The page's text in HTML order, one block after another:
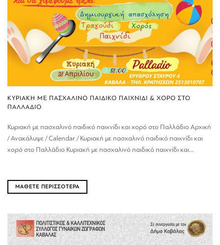
ΚΥΡΙΑΚΗ ΜΕ ΠΑΣΧΑΛΙΝΟ ΠΑΙΔΙΚΟ ΠΑΙΧΝΙΔΙ & ΧΟΡΟ ΣΤΟ
ΠΑΛΛΑΔΙΟ
Κυριακή με πασχαλινό παιδικό παιχνίδι και χορό στο Παλλάδιο Αρχική
/ Ανακάλυψε / Calendar / Κυριακή με πασχαλινό παιδικό παιχνίδι και
χορό στο Παλλάδιο Κυριακή με πασχαλινό παιδικό παιχνίδι και...
ΜΑΘΕΤΕ ΠΕΡΙΣΣΟΤΕΡΑ